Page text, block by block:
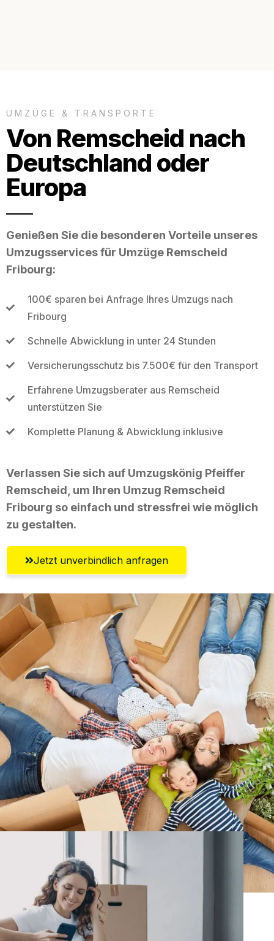
UMZÜGE & TRANSPORTE
Von Remscheid nach
Deutschland oder
Europa
Genießen Sie die besonderen Vorteile unseres
Umzugsservices für Umzüge Remscheid
Fribourg:
100€ sparen bei Anfrage Ihres Umzugs nach
Fribourg
Schnelle Abwicklung in unter 24 Stunden
Versicherungsschutz bis 7.500€ für den Transport
Erfahrene Umzugsberater aus Remscheid
unterstützen Sie
Komplette Planung & Abwicklung inklusive
Verlassen Sie sich auf Umzugskönig Pfeiffer
Remscheid, um Ihren Umzug Remscheid
Fribourg so einfach und stressfrei wie möglich
zu gestalten.
Jetzt unverbindlich anfragen